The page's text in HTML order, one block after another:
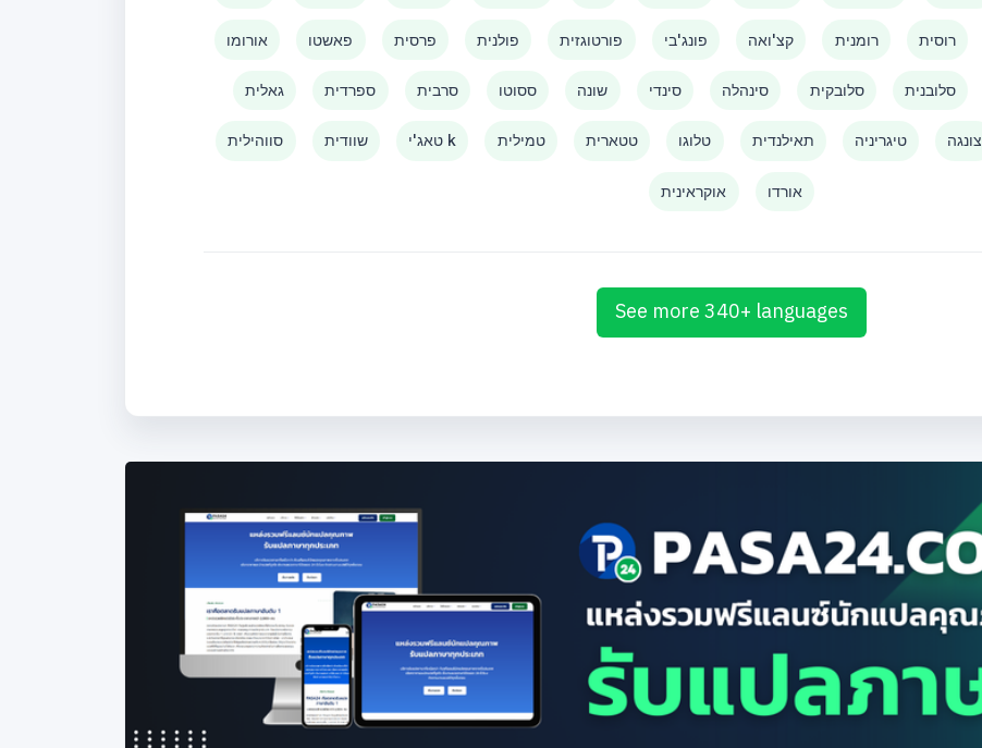
אורומו פאשטו פרסית פולנית פורטוגזית פונג'בי קצ'ואה רומנית רוסית
גאלית ספרדית סרבית ססוטו שונה סינדי סינהלה סלובקית סלובנית
סווהילית שוודית טאג'י k טמילית טטארית טלוגו תאילנדית טיגריניה צונגה
אוקראינית אורדו
See more 340+ languages